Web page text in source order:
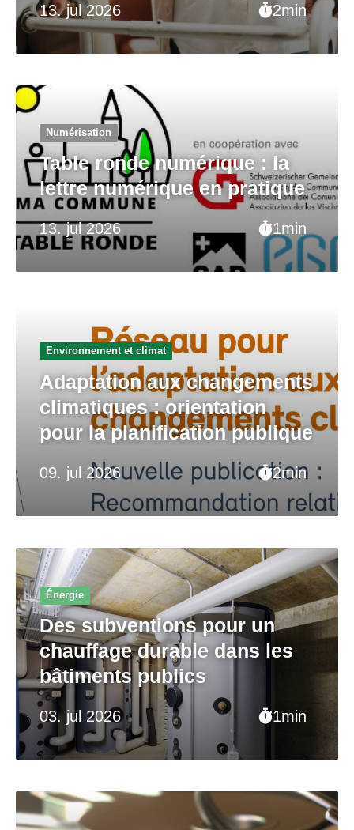
13. jul 2026 2min
13. jul 2026 1min
Numérisation
Table ronde numérique : la
lettre numérique en pratique
09. jul 2026 2min
Environnement et climat
Adaptation aux changements
climatiques : orientation
pour la planification publique
03. jul 2026 1min
Énergie
Des subventions pour un
chauffage durable dans les
bâtiments publics